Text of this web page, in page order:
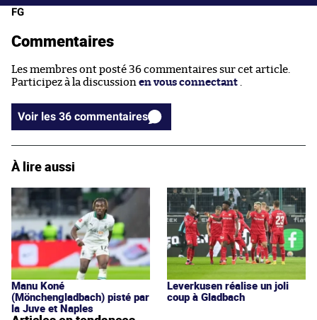
FG
Commentaires
Les membres ont posté 36 commentaires sur cet article.
Participez à la discussion en vous connectant
Voir les 36 commentaires
À lire aussi
Manu Koné
(Mönchengladbach) pisté par
la Juve et Naples
Leverkusen réalise un joli
coup à Gladbach